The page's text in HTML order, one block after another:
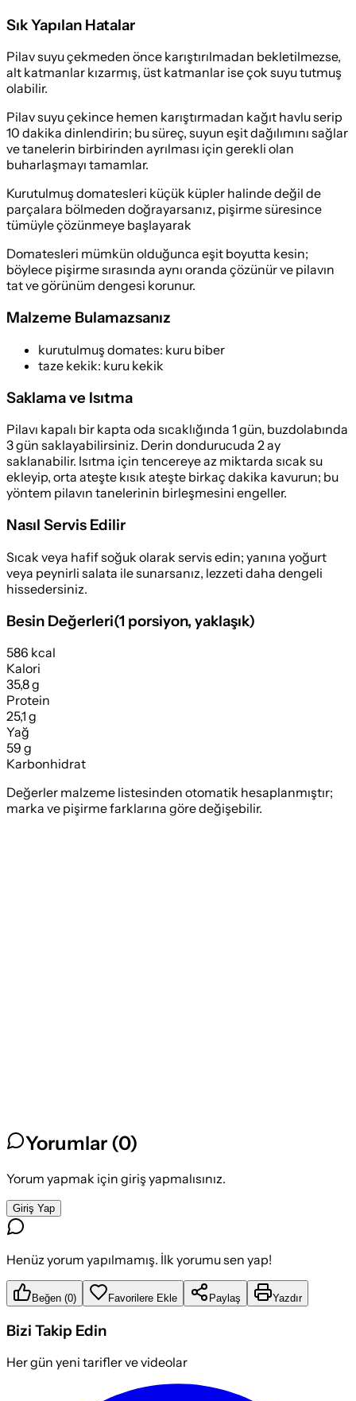
Sık Yapılan Hatalar
Pilav suyu çekmeden önce karıştırılmadan bekletilmezse,
alt katmanlar kızarmış, üst katmanlar ise çok suyu tutmuş
olabilir.
Pilav suyu çekince hemen karıştırmadan kağıt havlu serip
10 dakika dinlendirin; bu süreç, suyun eşit dağılımını sağlar
ve tanelerin birbirinden ayrılması için gerekli olan
buharlaşmayı tamamlar.
Kurutulmuş domatesleri küçük küpler halinde değil de
parçalara bölmeden doğrayarsanız, pişirme süresince
tümüyle çözünmeye başlayarak
Domatesleri mümkün olduğunca eşit boyutta kesin;
böylece pişirme sırasında aynı oranda çözünür ve pilavın
tat ve görünüm dengesi korunur.
Malzeme Bulamazsanız
kurutulmuş domates: kuru biber
taze kekik: kuru kekik
Saklama ve Isıtma
Pilavı kapalı bir kapta oda sıcaklığında 1 gün, buzdolabında
3 gün saklayabilirsiniz. Derin dondurucuda 2 ay
saklanabilir. Isıtma için tencereye az miktarda sıcak su
ekleyip, orta ateşte kısık ateşte birkaç dakika kavurun; bu
yöntem pilavın tanelerinin birleşmesini engeller.
Nasıl Servis Edilir
Sıcak veya hafif soğuk olarak servis edin; yanına yoğurt
veya peynirli salata ile sunarsanız, lezzeti daha dengeli
hissedersiniz.
Besin Değerleri(1 porsiyon, yaklaşık)
586 kcal
Kalori
35,8 g
Protein
25,1 g
Yağ
59 g
Karbonhidrat
Değerler malzeme listesinden otomatik hesaplanmıştır;
marka ve pişirme farklarına göre değişebilir.
Yorumlar (0)
Yorum yapmak için giriş yapmalısınız.
Giriş Yap
Henüz yorum yapılmamış. İlk yorumu sen yap!
Beğen (0) Favorilere Ekle Paylaş Yazdır
Bizi Takip Edin
Her gün yeni tarifler ve videolar